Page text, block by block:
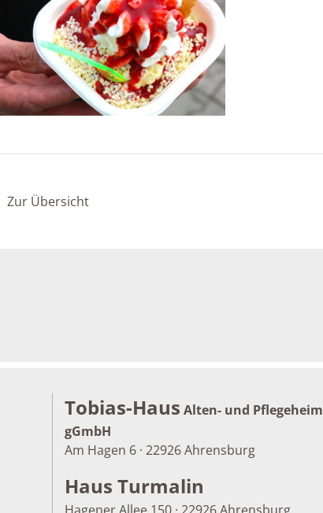
Zur Übersicht
Tobias-Haus Alten- und Pflegeheim
gGmbH
Am Hagen 6 · 22926 Ahrensburg
Haus Turmalin